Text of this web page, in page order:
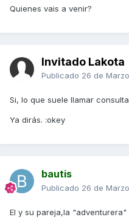
Quienes vais a venir?
Invitado Lakota
Publicado 26 de
Si, lo que suele llamar
Ya dirás. :okey
bautis
Publicado 26 de
El y su pareja,la "adventurera"